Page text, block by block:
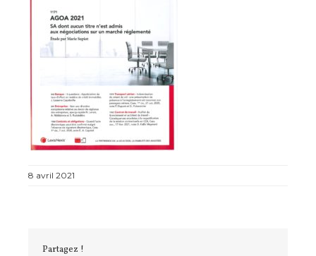
8 avril 2021
Partagez !